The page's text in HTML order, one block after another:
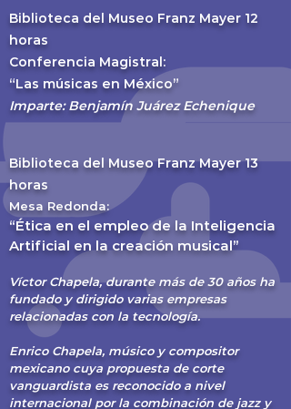
Biblioteca del Museo Franz Mayer 12
horas
Conferencia Magistral:
“Las músicas en México”
Imparte: Benjamín Juárez Echenique
Biblioteca del Museo Franz Mayer 13
horas
Mesa Redonda:
“Ética en el empleo de la Inteligencia
Artificial en la creación musical”
Víctor Chapela, durante más de 30 años ha
fundado y dirigido varias empresas
relacionadas con la tecnología.
Enrico Chapela, músico y compositor
mexicano cuya propuesta de corte
vanguardista es reconocido a nivel
internacional por la combinación de jazz y